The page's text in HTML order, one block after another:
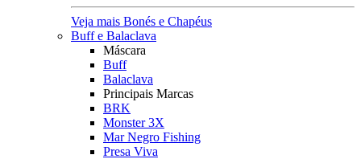
Veja mais Bonés e Chapéus
Buff e Balaclava
Máscara
Buff
Balaclava
Principais Marcas
BRK
Monster 3X
Mar Negro Fishing
Presa Viva